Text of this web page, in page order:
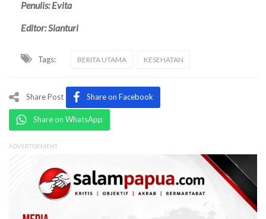
Penulis: Evita
Editor: Sianturi
Tags: BERITA UTAMA KESEHATAN
Share Post Share on Facebook
Share on WhatsApp
ADVERTISEMENT